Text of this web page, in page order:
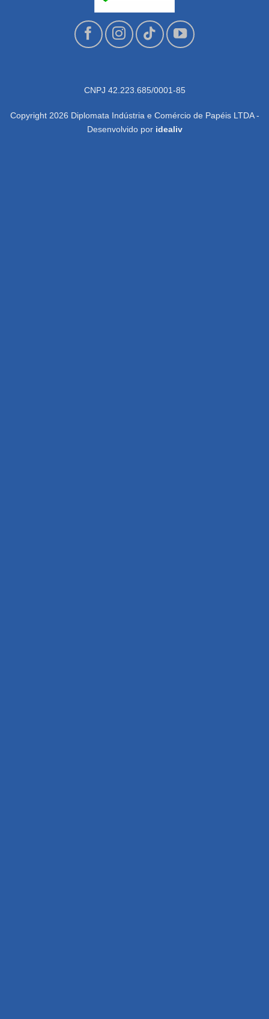
CNPJ 42.223.685/0001-85
Copyright 2026 Diplomata Indústria e Comércio de Papéis LTDA -
Desenvolvido por idealiv